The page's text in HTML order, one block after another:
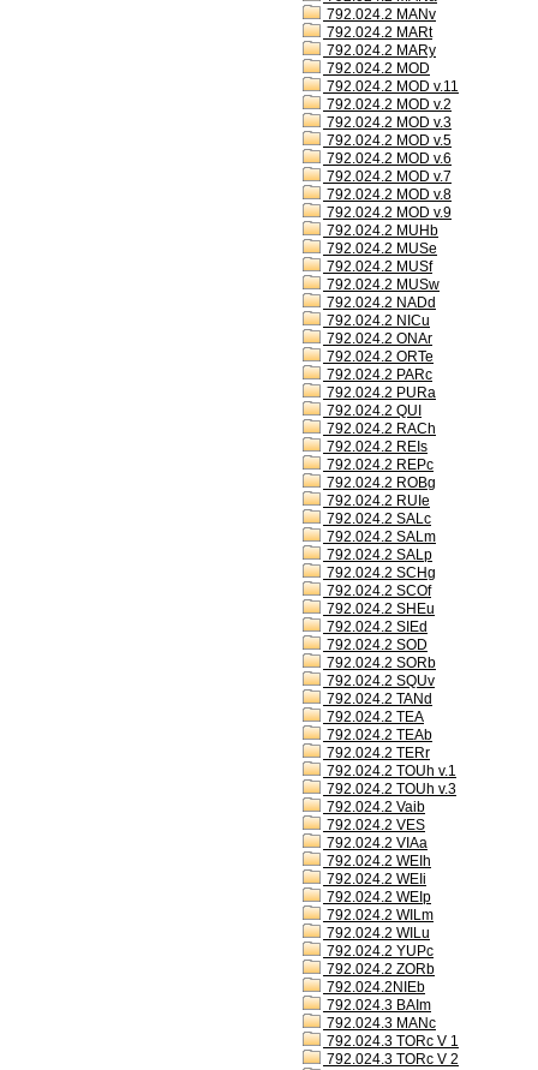
792.024.2 MANv
792.024.2 MARt
792.024.2 MARy
792.024.2 MOD
792.024.2 MOD v.11
792.024.2 MOD v.2
792.024.2 MOD v.3
792.024.2 MOD v.5
792.024.2 MOD v.6
792.024.2 MOD v.7
792.024.2 MOD v.8
792.024.2 MOD v.9
792.024.2 MUHb
792.024.2 MUSe
792.024.2 MUSf
792.024.2 MUSw
792.024.2 NADd
792.024.2 NICu
792.024.2 ONAr
792.024.2 ORTe
792.024.2 PARc
792.024.2 PURa
792.024.2 QUI
792.024.2 RACh
792.024.2 REIs
792.024.2 REPc
792.024.2 ROBg
792.024.2 RUIe
792.024.2 SALc
792.024.2 SALm
792.024.2 SALp
792.024.2 SCHg
792.024.2 SCOf
792.024.2 SHEu
792.024.2 SIEd
792.024.2 SOD
792.024.2 SORb
792.024.2 SQUv
792.024.2 TANd
792.024.2 TEA
792.024.2 TEAb
792.024.2 TERr
792.024.2 TOUh v.1
792.024.2 TOUh v.3
792.024.2 Vaib
792.024.2 VES
792.024.2 VIAa
792.024.2 WEIh
792.024.2 WEIi
792.024.2 WEIp
792.024.2 WILm
792.024.2 WILu
792.024.2 YUPc
792.024.2 ZORb
792.024.2NIEb
792.024.3 BAIm
792.024.3 MANc
792.024.3 TORc V 1
792.024.3 TORc V 2